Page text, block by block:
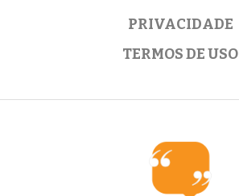
PRIVACIDADE
TERMOS DE USO